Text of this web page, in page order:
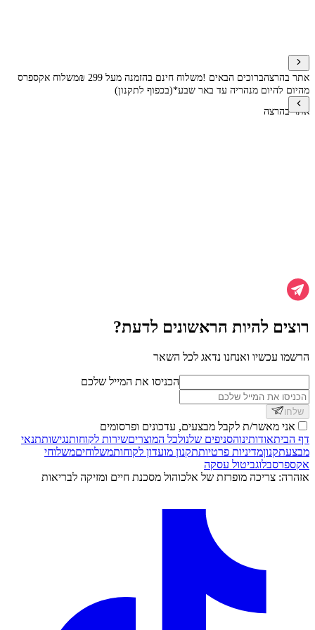
אתר בהרצהברוכים הבאים !משלוח חינם בהזמנה מעל 299 ₪
משלוח אקספרס
מהיום להיום מנהריה עד באר שבע*(בכפוף לתקנון)
אתר בהרצה
רוצים להיות הראשונים לדעת?
הרשמו עכשיו ואנחנו נדאג לכל השאר
הכניסו את המייל שלכם
שלחו
אני מאשר/ת לקבל מבצעים, עדכונים ופרסומים
דף הביתאודותינוהסניפים שלנולכל המוצריםשירות לקוחותנגישותתנאי
מבצעתקנוןמדיניות פרטיותתקנון מועדון לקוחותמשלוחיםמשלוחי
אקספרסבלוגביטול עסקה
אזהרה: צריכה מופרזת של אלכוהול מסכנת חיים ומזיקה לבריאות